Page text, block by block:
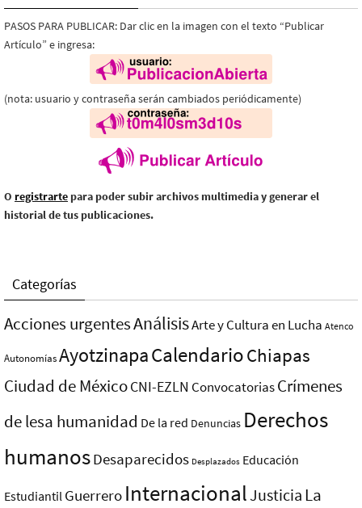
PASOS PARA PUBLICAR: Dar clic en la imagen con el texto “Publicar
Artículo” e ingresa:
(nota: usuario y contraseña serán cambiados periódicamente)
O registrarte para poder subir archivos multimedia y generar el
historial de tus publicaciones.
Categorías
Acciones urgentesAnálisisArte y Cultura en Lucha Atenco
AutonomíasAyotzinapaCalendarioChiapas
Ciudad de MéxicoCNI-EZLN ConvocatoriasCrímenes
de lesa humanidad De la red Denuncias Derechos
humanosDesaparecidos Desplazados Educación
Estudiantil Guerrero InternacionalJusticia La